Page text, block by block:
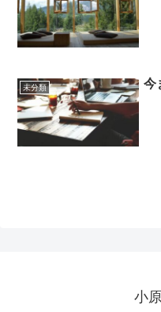
未分類 今
小